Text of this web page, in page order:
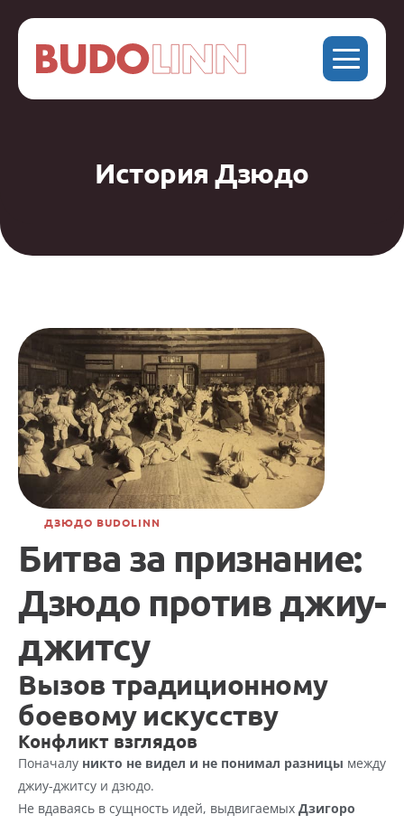
История Дзюдо
ДЗЮДО BUDOLINN
Битва за признание:
Дзюдо против джиу-
джитсу
Вызов традиционному
боевому искусству
Конфликт взглядов
Поначалу никто не видел и не понимал разницы между
джиу-джитсу и дзюдо.
Не вдаваясь в сущность идей, выдвигаемых Дзигоро